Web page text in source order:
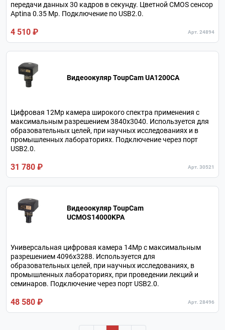
передачи данных 30 кадров в секунду. Цветной CMOS сенсор
Aptina 0.35 Мр. Подключение по USB2.0.
4 510 ₽ Арт. 24894
Видеоокуляр ToupCam UA1200CA
Цифровая 12Мр камера широкого спектра применения с
максимальным разрешением 3840х3040. Используется для
образовательных целей, при научных исследованиях и в
промышленных лабораториях. Подключение через порт
USB2.0.
31 780 ₽ Арт. 30521
Видеоокуляр ToupCam
UCMOS14000KPA
Универсальная цифровая камера 14Мр с максимальным
разрешением 4096х3288. Используется для
образовательных целей, при научных исследованиях, в
промышленных лабораториях, при проведении лекций и
семинаров. Подключение через порт USB2.0.
48 580 ₽ Арт. 28496